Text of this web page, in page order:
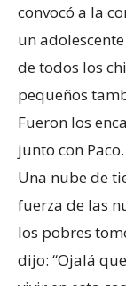
convocó a la
un
de todos los
pequeños
Fueron los
junto con Paco.
Una nube de
fuerza de las
los pobres
dijo: “Ojalá